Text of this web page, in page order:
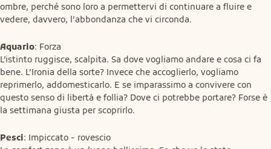
ombre, perché sono loro a permettervi di continuare a fluire e
vedere, davvero, l’abbondanza che vi circonda.
Aquario: Forza
L’istinto ruggisce, scalpita. Sa dove vogliamo andare e cosa ci fa
bene. L’Ironia della sorte? Invece che accoglierlo, vogliamo
reprimerlo, addomesticarlo. E se imparassimo a convivere con
questo senso di libertà e follia? Dove ci potrebbe portare? Forse è
la settimana giusta per scoprirlo.
Pesci: Impiccato - rovescio